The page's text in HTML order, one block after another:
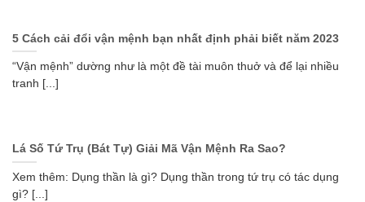
5 Cách cải đổi vận mệnh bạn nhất định phải biết năm 2023
“Vận mệnh” dường như là một đề tài muôn thuở và để lại nhiều
tranh [...]
Lá Số Tứ Trụ (Bát Tự) Giải Mã Vận Mệnh Ra Sao?
Xem thêm: Dụng thần là gì? Dụng thần trong tứ trụ có tác dụng
gì? [...]